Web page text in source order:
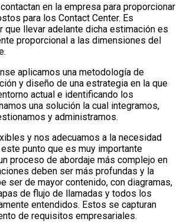
en la empresa para proporcionar
para los Contact Center. Es
que llevar adelante dicha estimación es
proporcional a las dimensiones del
aplicamos una metodología de
y diseño de una estrategia en la que
actual e identificando los
una solución la cual integramos,
y administramos.
y nos adecuamos a la necesidad
punto que es muy importante
proceso de abordaje más complejo en
deben ser más profundas y la
ser de mayor contenido, con diagramas,
de flujo de llamadas y todos los
entendidos. Estos se capturan
de requisitos empresariales.